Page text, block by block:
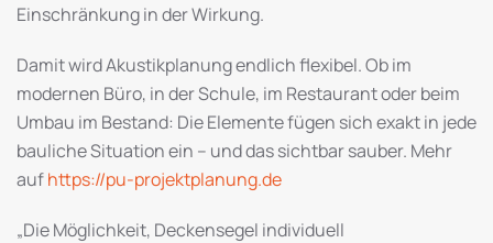
Einschränkung in der Wirkung.
Damit wird Akustikplanung endlich flexibel. Ob im
modernen Büro, in der Schule, im Restaurant oder beim
Umbau im Bestand: Die Elemente fügen sich exakt in jede
bauliche Situation ein – und das sichtbar sauber. Mehr
aufhttps://pu-projektplanung.de
„Die Möglichkeit, Deckensegel individuell